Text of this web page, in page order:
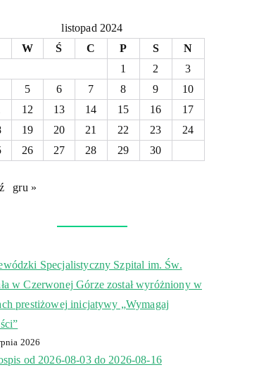
listopad 2024
W Ś C P S
N
1
2
3
5 6 7 8 9
10
12 13 14 15 16
17
19 20 21 22 23
24
26 27 28 29 30
gru »
Specjalistyczny Szpital im. Św.
w Czerwonej Górze został wyróżniony w
prestiżowej inicjatywy „Wymagaj
2026
od 2026-08-03 do 2026-08-16